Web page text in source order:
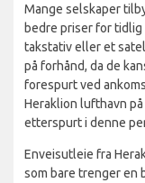
Mange selskaper
bedre priser for tidlig
takstativ eller et
på forhånd, da de
forespurt ved
Heraklion lufthavn
etterspurt i denne
Enveisutleie fra
som bare trenger en